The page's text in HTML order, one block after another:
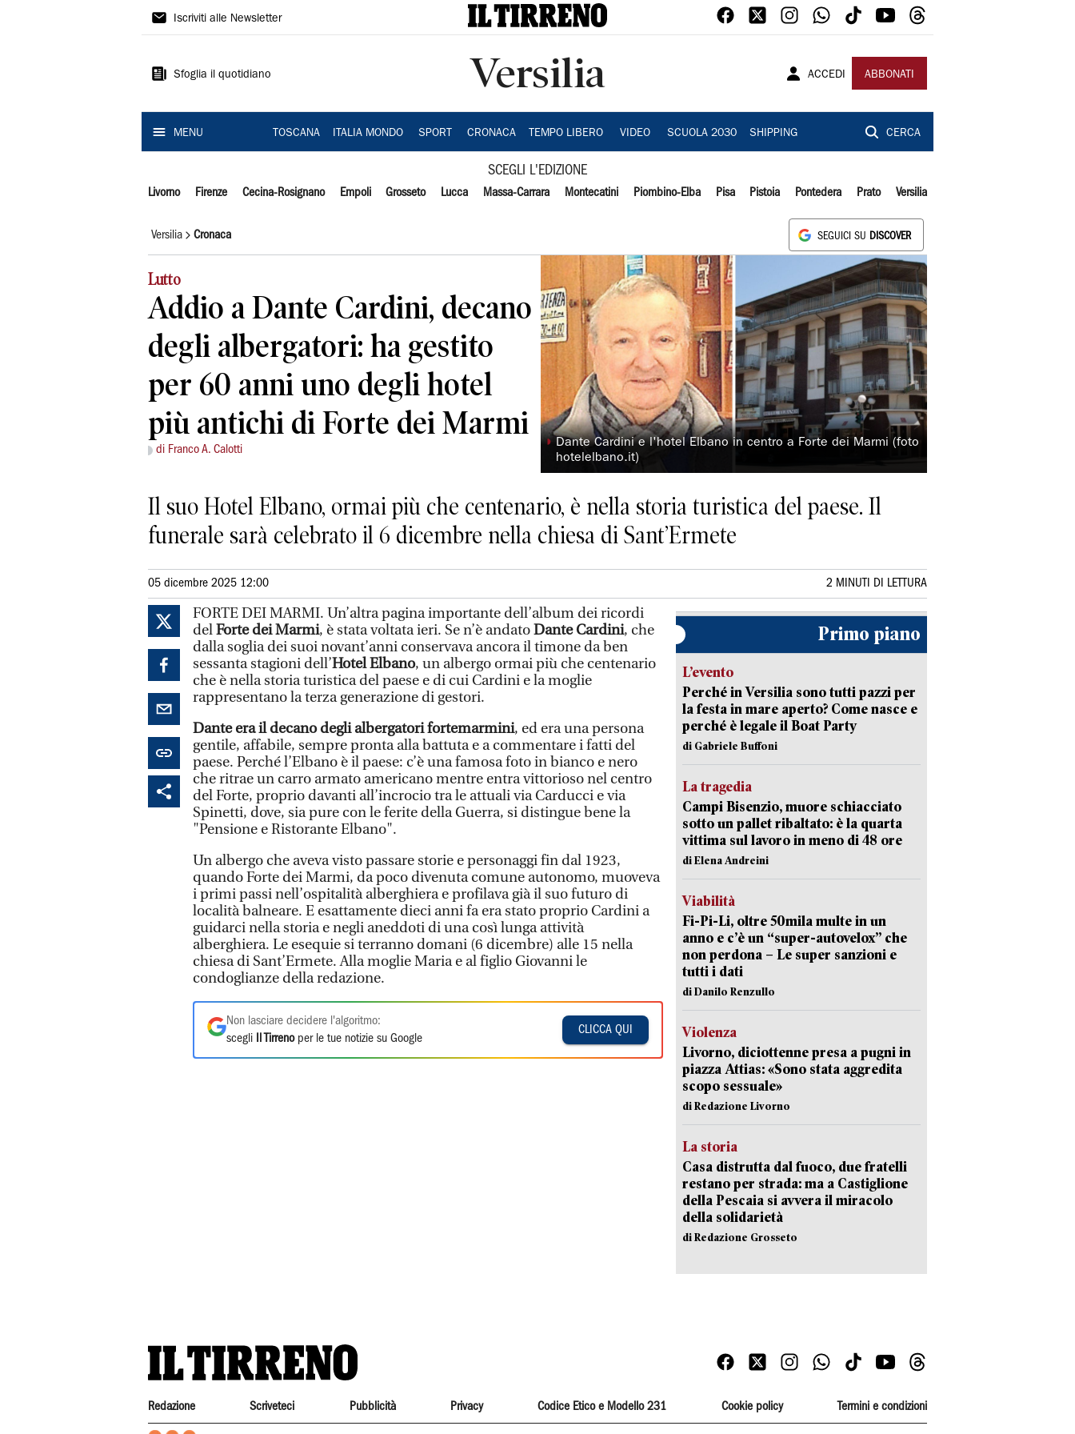
Il
Iscriviti alle Newsletter
Sfoglia il quotidiano Versilia ACCEDI ABBONATI
MENU TOSCANA ITALIA MONDO SPORT CRONACA TEMPO LIBERO VIDEO SCUOLA 2030 SHIPPING CERCA
SCEGLI L'EDIZIONE
Livorno Firenze Cecina-Rosignano Empoli Grosseto Lucca Massa-Carrara Montecatini Piombino-Elba Pisa Pistoia Pontedera Prato Versilia
Versilia Cronaca SEGUICI SU DISCOVER
Lutto
Addio a Dante Cardini, decano
degli albergatori: ha gestito
per 60 anni uno degli hotel
più antichi di Forte dei Marmi
di Franco A. Calotti ◗ Dante Cardini e l'hotel Elbano in centro a Forte dei Marmi (foto
hotelelbano.it)
Il suo Hotel Elbano, ormai più che centenario, è nella storia turistica del paese. Il
funerale sarà celebrato il 6 dicembre nella chiesa di Sant’Ermete
05 dicembre 2025 12:00 2 MINUTI DI LETTURA
FORTE DEI MARMI. Un’altra pagina importante dell’album dei ricordi
delForte dei Marmi, è stata voltata ieri. Se n’è andatoDante Cardini, che
dalla soglia dei suoi novant’anni conservava ancora il timone da ben
sessanta stagioni dell’Hotel Elbano, un albergo ormai più che centenario
che è nella storia turistica del paese e di cui Cardini e la moglie
rappresentano la terza generazione di gestori.
Dante era il decano degli albergatori fortemarmini, ed era una persona
gentile, affabile, sempre pronta alla battuta e a commentare i fatti del
paese. Perché l’Elbano è il paese: c’è una famosa foto in bianco e nero
che ritrae un carro armato americano mentre entra vittorioso nel centro
del Forte, proprio davanti all’incrocio tra le attuali via Carducci e via
Spinetti, dove, sia pure con le ferite della Guerra, si distingue bene la
"Pensione e Ristorante Elbano".
Un albergo che aveva visto passare storie e personaggi fin dal 1923,
quando Forte dei Marmi, da poco divenuta comune autonomo, muoveva
i primi passi nell’ospitalità alberghiera e profilava già il suo futuro di
località balneare. E esattamente dieci anni fa era stato proprio Cardini a
guidarci nella storia e negli aneddoti di una così lunga attività
alberghiera. Le esequie si terranno domani (6 dicembre) alle 15 nella
chiesa di Sant’Ermete. Alla moglie Maria e al figlio Giovanni le
condoglianze della redazione.
Non lasciare decidere l'algoritmo:
scegli
Il Tirrenoper le tue notizie su Google
CLICCA QUI
Primo piano
L’evento
Perché in Versilia sono tutti pazzi per
la festa in mare aperto? Come nasce e
perché è legale il Boat Party
di Gabriele Buffoni
La tragedia
Campi Bisenzio, muore schiacciato
sotto un pallet ribaltato: è la quarta
vittima sul lavoro in meno di 48 ore
di Elena Andreini
Viabilità
Fi-Pi-Li, oltre 50mila multe in un
anno e c’è un “super-autovelox” che
non perdona – Le super sanzioni e
tutti i dati
di Danilo Renzullo
Violenza
Livorno, diciottenne presa a pugni in
piazza Attias: «Sono stata aggredita
scopo sessuale»
di Redazione Livorno
La storia
Casa distrutta dal fuoco, due fratelli
restano per strada: ma a Castiglione
della Pescaia si avvera il miracolo
della solidarietà
di Redazione Grosseto
Redazione Scriveteci Pubblicità Privacy Codice Etico e Modello 231 Cookie policy Termini e condizioni